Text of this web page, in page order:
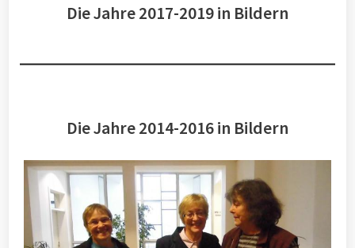
Die Jahre 2017-2019 in Bildern
Die Jahre 2014-2016 in Bildern